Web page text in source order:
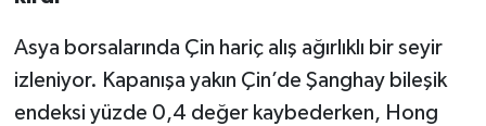
Asya borsalarında Çin hariç alış ağırlıklı bir seyir
izleniyor. Kapanışa yakın Çin’de Şanghay bileşik
endeksi yüzde 0,4 değer kaybederken, Hong